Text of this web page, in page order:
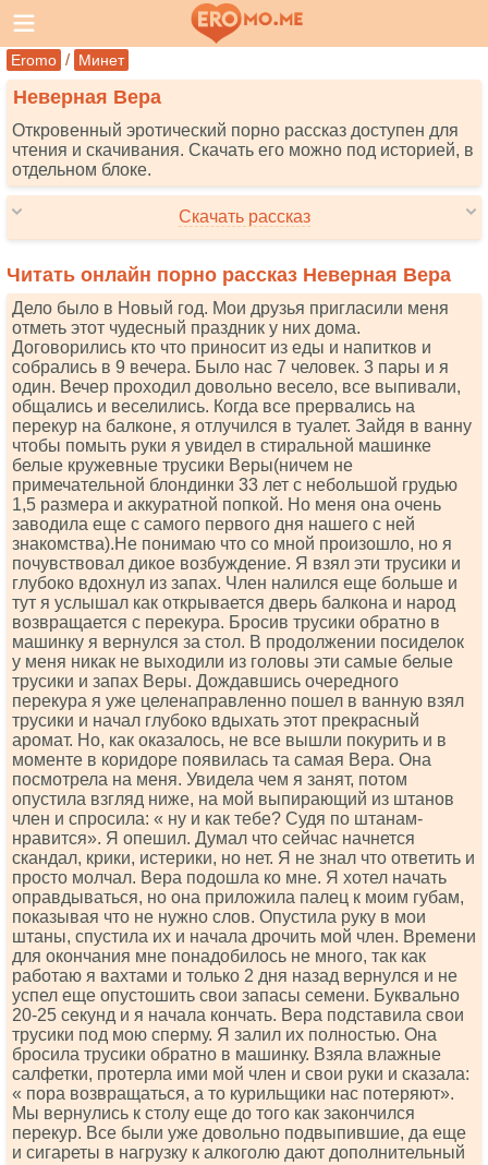
Eromo / Минет
Неверная Вера
Откровенный эротический порно рассказ доступен для
чтения и скачивания. Скачать его можно под историей, в
отдельном блоке.
Скачать рассказ
Читать онлайн порно рассказ Неверная Вера
Дело было в Новый год. Мои друзья пригласили меня
отметь этот чудесный праздник у них дома.
Договорились кто что приносит из еды и напитков и
собрались в 9 вечера. Было нас 7 человек. 3 пары и я
один. Вечер проходил довольно весело, все выпивали,
общались и веселились. Когда все прервались на
перекур на балконе, я отлучился в туалет. Зайдя в ванну
чтобы помыть руки я увидел в стиральной машинке
белые кружевные трусики Веры(ничем не
примечательной блондинки 33 лет с небольшой грудью
1,5 размера и аккуратной попкой. Но меня она очень
заводила еще с самого первого дня нашего с ней
знакомства).Не понимаю что со мной произошло, но я
почувствовал дикое возбуждение. Я взял эти трусики и
глубоко вдохнул из запах. Член налился еще больше и
тут я услышал как открывается дверь балкона и народ
возвращается с перекура. Бросив трусики обратно в
машинку я вернулся за стол. В продолжении посиделок
у меня никак не выходили из головы эти самые белые
трусики и запах Веры. Дождавшись очередного
перекура я уже целенаправленно пошел в ванную взял
трусики и начал глубоко вдыхать этот прекрасный
аромат. Но, как оказалось, не все вышли покурить и в
моменте в коридоре появилась та самая Вера. Она
посмотрела на меня. Увидела чем я занят, потом
опустила взгляд ниже, на мой выпирающий из штанов
член и спросила: « ну и как тебе? Судя по штанам-
нравится». Я опешил. Думал что сейчас начнется
скандал, крики, истерики, но нет. Я не знал что ответить и
просто молчал. Вера подошла ко мне. Я хотел начать
оправдываться, но она приложила палец к моим губам,
показывая что не нужно слов. Опустила руку в мои
штаны, спустила их и начала дрочить мой член. Времени
для окончания мне понадобилось не много, так как
работаю я вахтами и только 2 дня назад вернулся и не
успел еще опустошить свои запасы семени. Буквально
20-25 секунд и я начала кончать. Вера подставила свои
трусики под мою сперму. Я залил их полностью. Она
бросила трусики обратно в машинку. Взяла влажные
салфетки, протерла ими мой член и свои руки и сказала:
« пора возвращаться, а то курильщики нас потеряют».
Мы вернулись к столу еще до того как закончился
перекур. Все были уже довольно подвыпившие, да еще
и сигареты в нагрузку к алкоголю дают дополнительный